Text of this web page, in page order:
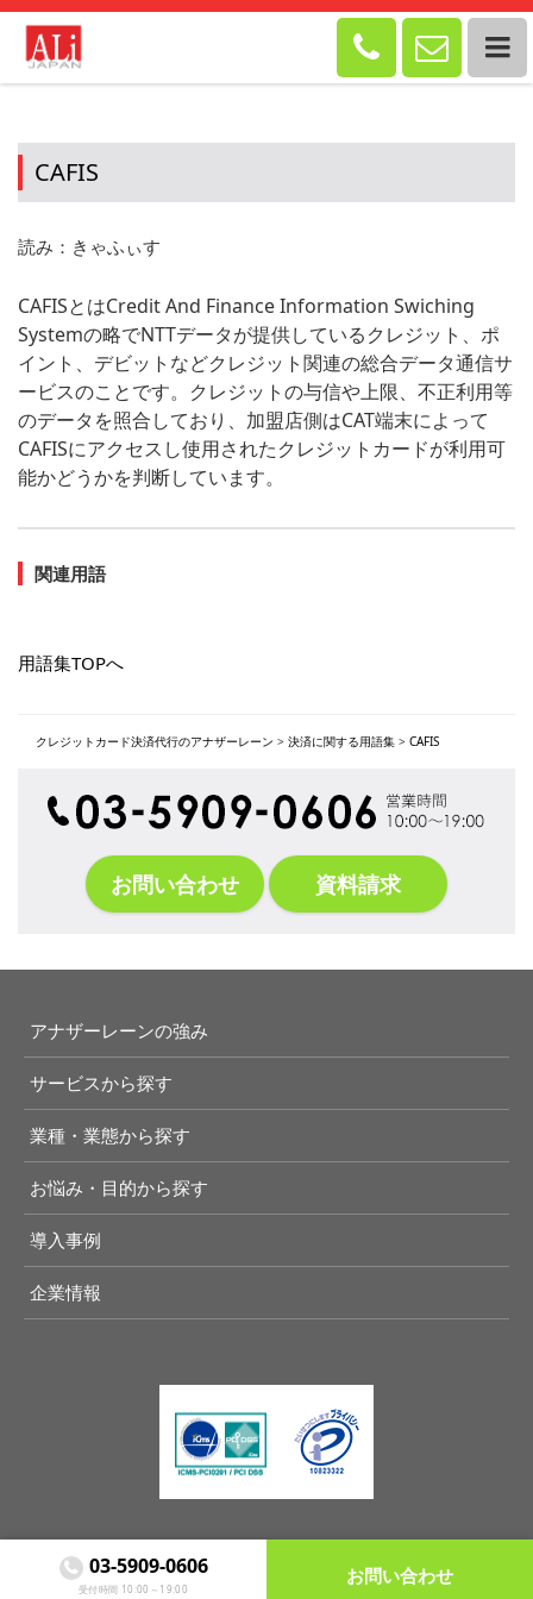
 
 03-5909-0606
受付時間 10:00～19:00
お問い合わせ
CAFIS
読み：きゃふぃす
CAFISとはCredit And Finance Information Swiching
Systemの略でNTTデータが提供しているクレジット、ポ
イント、デビットなどクレジット関連の総合データ通信サ
ービスのことです。クレジットの与信や上限、不正利用等
のデータを照合しており、加盟店側はCAT端末によって
CAFISにアクセスし使用されたクレジットカードが利用可
能かどうかを判断しています。
関連用語
用語集TOPへ
クレジットカード決済代行のアナザーレーン > 決済に関する用語集 > CAFIS
お問い合わせ 資料請求
アナザーレーンの強み
サービスから探す
業種・業態から探す
お悩み・目的から探す
導入事例
企業情報
Copyright (C) Another lane, Inc. All Rights Reserved